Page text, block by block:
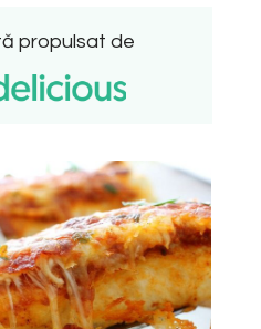
propulsat de